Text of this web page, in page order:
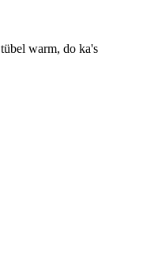
warm, do ka's